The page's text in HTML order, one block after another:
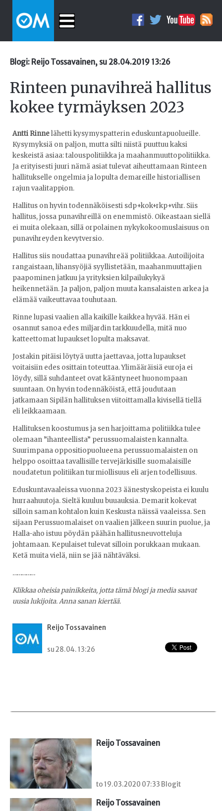
Blogi: Reijo Tossavainen, su 28.04.2019 13:26
Rinteen punavihreä hallitus
kokee tyrmäyksen 2023
Antti Rinnelähetti kysymyspatterin eduskuntapuolueille.
Kysymyksiä on paljon, mutta silti niistä puuttuu kaksi
keskeistä asiaa: talouspolitiikka ja maahanmuuttopolitiikka.
Ja erityisesti juuri nämä asiat tulevat aiheuttamaan Rinteen
hallitukselle ongelmia ja lopulta demareille historiallisen
rajun vaalitappion.
Hallitus on hyvin todennäköisesti sdp+kok+rkp+vihr. Siis
hallitus, jossa punavihreillä on enemmistö. Oikeastaan siellä
ei muita olekaan, sillä orpolainen nykykokoomuslaisuus on
punavihreyden kevytversio.
Hallitus siis noudattaa punavihreää politiikkaa. Autoilijoita
rangaistaan, lihansyöjiä syyllistetään, maahanmuuttajien
paapominen jatkuu ja yrityksien kilpailukykyä
heikennetään. Ja paljon, paljon muuta kansalaisten arkea ja
elämää vaikeuttavaa touhutaan.
Rinne lupasi vaalien alla kaikille kaikkea hyvää. Hän ei
osannut sanoa edes miljardin tarkkuudella, mitä nuo
katteettomat lupaukset lopulta maksavat.
Jostakin pitäisi löytyä uutta jaettavaa, jotta lupaukset
voitaisiin edes osittain toteuttaa. Ylimääräisiä euroja ei
löydy, sillä suhdanteet ovat kääntyneet huonompaan
suuntaan. On hyvin todennäköistä, että joudutaan
jatkamaan Sipilän hallituksen viitoittamalla kivisellä tiellä
eli leikkaamaan.
Hallituksen koostumus ja sen harjoittama politiikka tulee
olemaan ”ihanteellista” perussuomalaisten kannalta.
Suurimpana oppositiopuolueena perussuomalaisten on
helppo osoittaa tavallisille tervejärkisille suomalaisille
noudatetun politiikan turmiollisuus eli arjen todellisuus.
Eduskuntavaaleissa vuonna 2023 äänestyskopeista ei kuulu
hurraahuutoja. Sieltä kuuluu buuauksia. Demarit kokevat
silloin saman kohtalon kuin Keskusta näissä vaaleissa. Sen
sijaan Perussuomalaiset on vaalien jälkeen suurin puolue, ja
Halla-aho istuu pöydän päähän hallitusneuvotteluja
johtamaan. Kepulaiset tulevat silloin porukkaan mukaan.
Ketä muita vielä, niin se jää nähtäväksi.
……………
Klikkaa oheisia painikkeita, jotta tämä blogi ja media saavat
uusia lukijoita. Anna sanan kiertää.
Reijo Tossavainen
su 28.04. 13:26
Reijo Tossavainen
to 19.03.2020 07:33 Blogit
Reijo Tossavainen